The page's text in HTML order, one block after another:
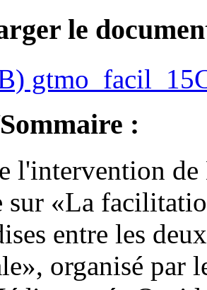
le
:
l'intervention
sur «La
entre les
organisé par